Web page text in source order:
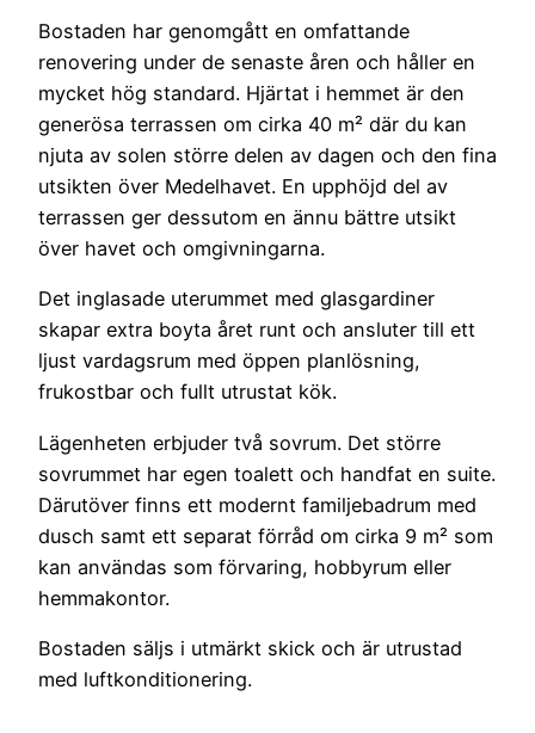
Bostaden har genomgått en omfattande
renovering under de senaste åren och håller en
mycket hög standard. Hjärtat i hemmet är den
generösa terrassen om cirka 40 m² där du kan
njuta av solen större delen av dagen och den fina
utsikten över Medelhavet. En upphöjd del av
terrassen ger dessutom en ännu bättre utsikt
över havet och omgivningarna.
Det inglasade uterummet med glasgardiner
skapar extra boyta året runt och ansluter till ett
ljust vardagsrum med öppen planlösning,
frukostbar och fullt utrustat kök.
Lägenheten erbjuder två sovrum. Det större
sovrummet har egen toalett och handfat en suite.
Därutöver finns ett modernt familjebadrum med
dusch samt ett separat förråd om cirka 9 m² som
kan användas som förvaring, hobbyrum eller
hemmakontor.
Bostaden säljs i utmärkt skick och är utrustad
med luftkonditionering.